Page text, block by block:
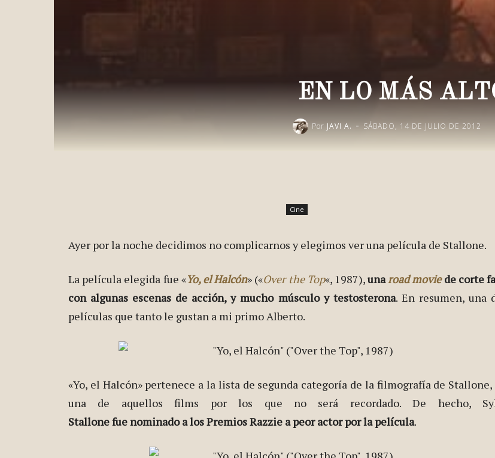
EN LO MÁS
Por JAVI A. - SÁBADO, 14 DE JULIO DE 2012
Cine
Ayer por la noche decidimos no complicarnos y elegimos ver una película de Stallone.
La película elegida fue «Yo, el Halcón» («Over the Top«, 1987),unaroad moviede corte
con algunas escenas de acción, y mucho músculo y testosterona. En resumen, una
películas que tanto le gustan a mi primo Alberto.
«Yo, el Halcón» pertenece a la lista de segunda categoría de la filmografía de
una de aquellos films por los que no será recordado. De hecho,
Stallone fue nominado a los Premios Razzie a peor actor por la película.